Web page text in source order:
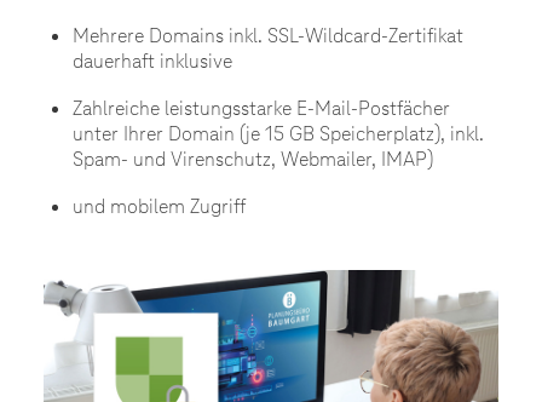
Mehrere Domains inkl. SSL-Wildcard-Zertifikat
dauerhaft inklusive
Zahlreiche leistungsstarke E-Mail-Postfächer
unter Ihrer Domain (je 15 GB Speicherplatz), inkl.
Spam- und Virenschutz, Webmailer, IMAP)
und mobilem Zugriff